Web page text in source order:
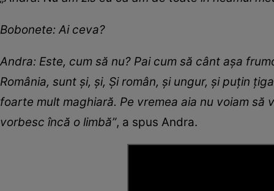
Bobonete: Ai ceva?
Andra: Este, cum să nu? Pai cum să cânt așa
România, sunt și, și, Și român, și ungur, și puțin
foarte mult maghiară. Pe vremea aia nu voiam
vorbesc încă o limbă”, a spus Andra.